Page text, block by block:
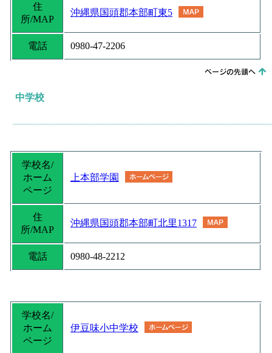
住
所/MAP
沖縄県国頭郡本部町東5
電話 0980-47-2206
中学校
学校名/
ホーム
ページ
上本部学園
住
所/MAP
沖縄県国頭郡本部町北里1317
電話 0980-48-2212
学校名/
ホーム
ページ
伊豆味小中学校